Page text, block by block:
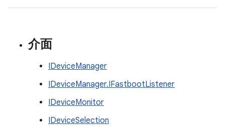
介面
IDeviceManager
IDeviceManager.IFastbootListener
IDeviceMonitor
IDeviceSelection